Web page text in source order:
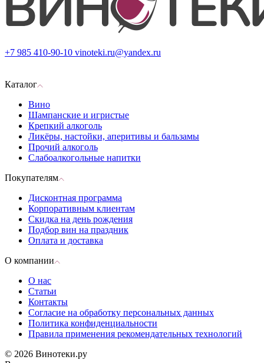
+7 985 410-90-10 vinoteki.ru@yandex.ru
Каталог
Вино
Шампанские и игристые
Крепкий алкоголь
Ликёры, настойки, аперитивы и бальзамы
Прочий алкоголь
Слабоалкогольные напитки
Покупателям
Дисконтная программа
Корпоративным клиентам
Скидка на день рождения
Подбор вин на праздник
Оплата и доставка
О компании
О нас
Статьи
Контакты
Согласие на обработку персональных данных
Политика конфиденциальности
Правила применения рекомендательных технологий
© 2026 Винотеки.ру